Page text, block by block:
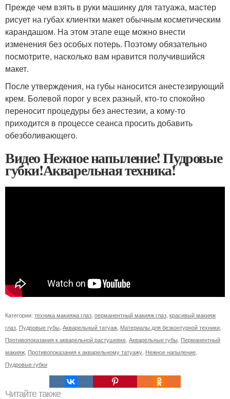
Прежде чем взять в руки машинку для татуажа, мастер
рисует на губах клиентки макет обычным косметическим
карандашом. На этом этапе еще можно внести
изменения без особых потерь. Поэтому обязательно
посмотрите, насколько вам нравится получившийся
макет.
После утверждения, на губы наносится анестезирующий
крем. Болевой порог у всех разный, кто-то спокойно
переносит процедуры без анестезии, а кому-то
приходится в процессе сеанса просить добавить
обезболивающего.
Видео Нежное напыление! Пудровые
губки!Акварельная техника!
Категории: техника макияжа глаз перманентный макияж глаз красивый макияж
глаз Пудровые губы Акварельный татуаж Материалы для безконтурной техники
Противопоказания к акварельной растушевке Акварельные губы Перманентный
макияж Противопоказания к акварельному татуажу Нежное напыление
Пудровые губки
Читайте также